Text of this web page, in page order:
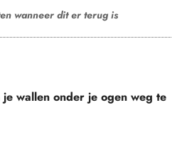
wanneer dit er terug is
wallen onder je ogen weg te